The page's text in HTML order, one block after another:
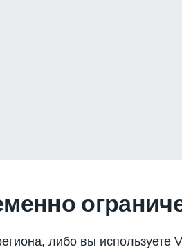
либо вы используете